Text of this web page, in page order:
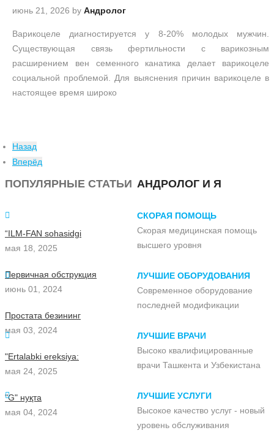
июнь 21, 2026 by Андролог
Варикоцеле диагностируется у 8-20% молодых мужчин.
Существующая связь фертильности с варикозным
расширением вен семенного канатика делает варикоцеле
социальной проблемой. Для выяснения причин варикоцеле в
настоящее время широко
Назад
Вперёд
ПОПУЛЯРНЫЕ СТАТЬИ
“ILM-FAN sohasidgi
мая 18, 2025
Первичная обструкция
июнь 01, 2024
Простата безининг
мая 03, 2024
"Ertalabki ereksiya:
мая 24, 2025
"G" нуқта
мая 04, 2024
АНДРОЛОГ И Я
СКОРАЯ ПОМОЩЬ
Скорая медицинская помощь
высшего уровня
ЛУЧШИЕ ОБОРУДОВАНИЯ
Современное оборудование
последней модификации
ЛУЧШИЕ ВРАЧИ
Высоко квалифицированные
врачи Ташкента и Узбекистана
ЛУЧШИЕ УСЛУГИ
Высокое качество услуг - новый
уровень обслуживания